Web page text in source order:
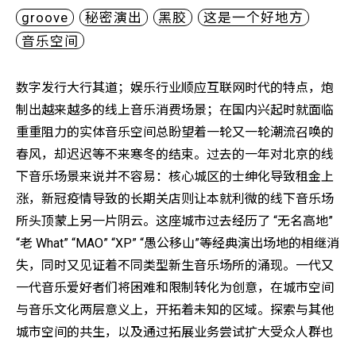
groove
秘密演出 黑胶
这是一个好地方
音乐空间
数字发行大行其道；娱乐行业顺应互联网时代的特点，炮
制出越来越多的线上音乐消费场景；在国内兴起时就面临
重重阻力的实体音乐空间总盼望着一轮又一轮潮流召唤的
春风，却迟迟等不来寒冬的结束。过去的一年对北京的线
下音乐场景来说并不容易：核心城区的士绅化导致租金上
涨，新冠疫情导致的长期关店则让本就利微的线下音乐场
所头顶蒙上另一片阴云。这座城市过去经历了 “无名高地”
“老 What” “MAO” “XP” “愚公移山”等经典演出场地的相继消
失，同时又见证着不同类型新生音乐场所的涌现。一代又
一代音乐爱好者们将困难和限制转化为创意，在城市空间
与音乐文化两层意义上，开拓着未知的区域。探索与其他
城市空间的共生，以及通过拓展业务尝试扩大受众人群也